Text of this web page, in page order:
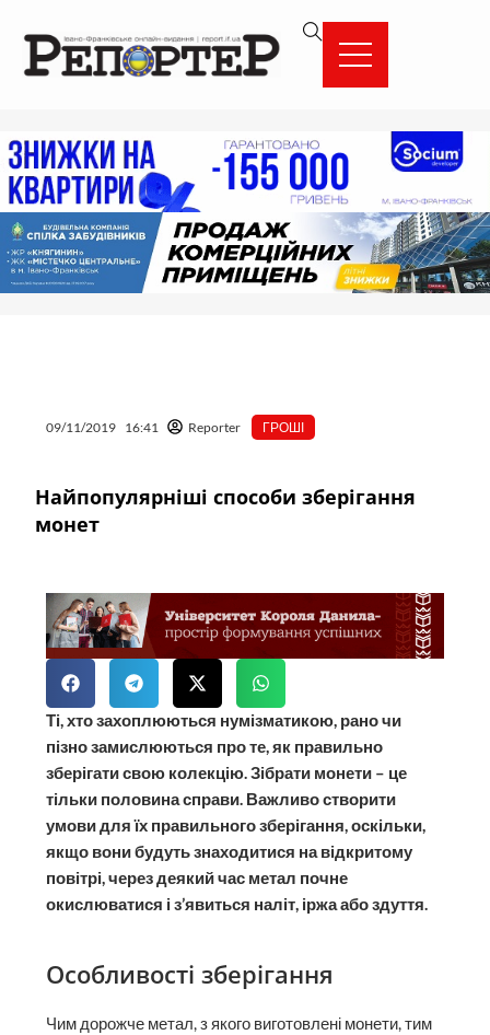
вмісту
09/11/2019 16:41 Reporter ГРОШІ
Найпопулярніші способи зберігання
монет
Ті, хто захоплюються нумізматикою, рано чи
пізно замислюються про те, як правильно
зберігати свою колекцію. Зібрати монети – це
тільки половина справи. Важливо створити
умови для їх правильного зберігання, оскільки,
якщо вони будуть знаходитися на відкритому
повітрі, через деякий час метал почне
окислюватися і з’явиться наліт, іржа або здуття.
Особливості зберігання
Чим дорожче метал, з якого виготовлені монети, тим